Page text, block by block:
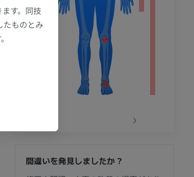
›
間違いを発見しましたか？
す。同技
たものとみ